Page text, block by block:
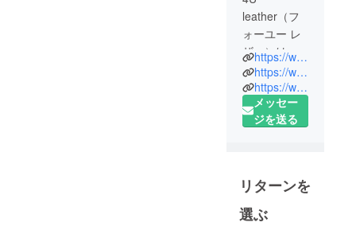
leather（フ
ォーユー レ
ザー）は、
“for you”──
あなたのた
めに。
そして、ブ
プトに掲げ
ています。
https://www.instagram.com/4u_leather_mrd/
https://www.tiktok.com/@4u_leather_mrd
https://www.youtube.com/@4uleather
メッセー
ジを送る
リターンを
選ぶ